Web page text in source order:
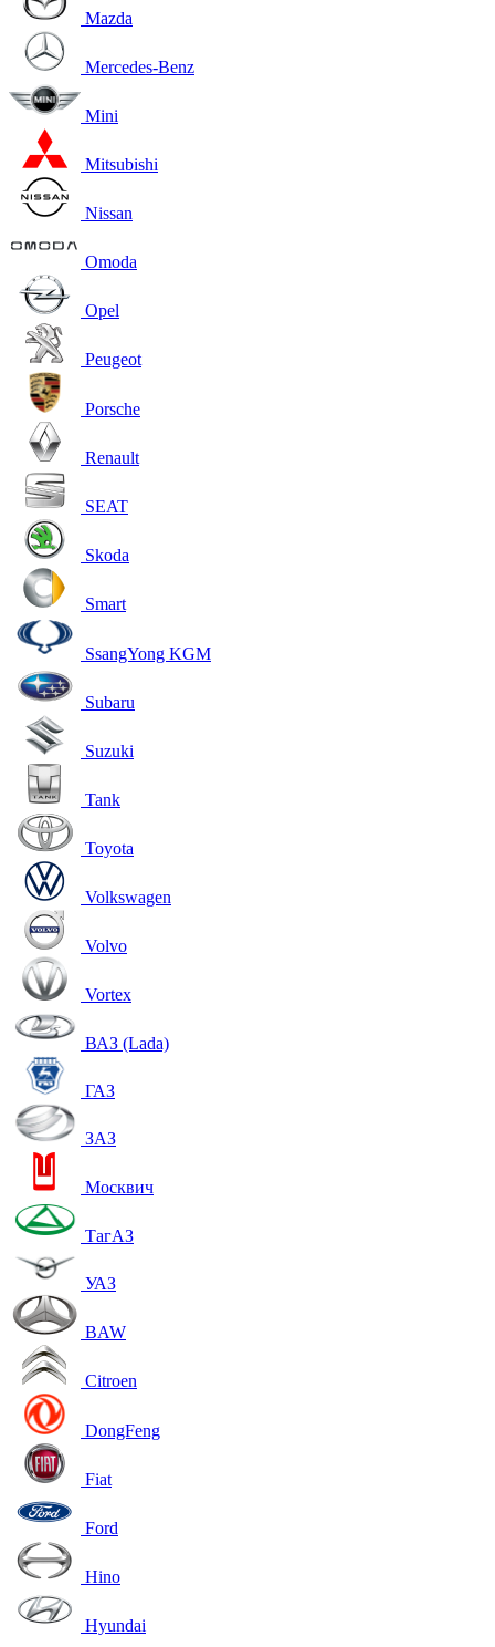
Mazda
Mercedes-Benz
Mini
Mitsubishi
Nissan
Omoda
Opel
Peugeot
Porsche
Renault
SEAT
Skoda
Smart
SsangYong KGM
Subaru
Suzuki
Tank
Toyota
Volkswagen
Volvo
Vortex
ВАЗ (Lada)
ГАЗ
ЗАЗ
Москвич
ТагАЗ
УАЗ
BAW
Citroen
DongFeng
Fiat
Ford
Hino
Hyundai